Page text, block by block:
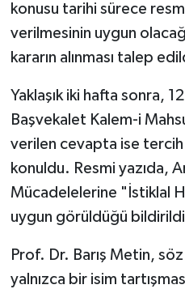
konusu tarihi sürece
verilmesinin uygun
kararın alınması talep
Yaklaşık iki hafta sonra,
Başvekalet Kalem-i
verilen cevapta ise
konuldu. Resmi yazıda,
Mücadelelerine "İstiklal
uygun görüldüğü
Prof. Dr. Barış Metin, söz
yalnızca bir isim